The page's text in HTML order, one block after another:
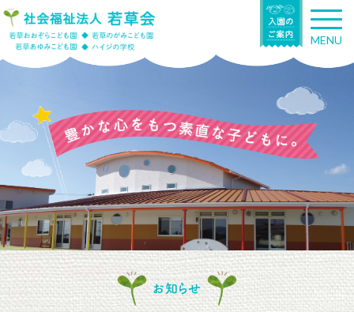
T
o
g
n
g
a
t
n
MENU
お知らせ